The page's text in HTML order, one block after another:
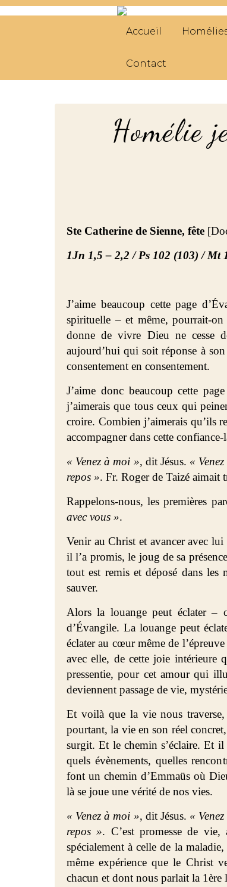
Accueil
Contact
Homélie
Ste Catherine de Sienne, fête
1Jn 1,5 – 2,2 / Ps 102 (103) / Mt
J’aime beaucoup cette page
spirituelle – et même, pourrait-
donne de vivre Dieu ne cesse
aujourd’hui qui soit réponse à
consentement en consentement.
J’aime donc beaucoup cette
j’aimerais que tous ceux qui
croire. Combien j’aimerais qu’ils
accompagner dans cette confiance-
« Venez à moi », dit Jésus. «
repos ». Fr. Roger de Taizé aimait
Rappelons-nous, les premières
avec vous ».
Venir au Christ et avancer avec
il l’a promis, le joug de sa
tout est remis et déposé dans
sauver.
Alors la louange peut éclater –
d’Évangile. La louange peut
éclater au cœur même de
avec elle, de cette joie intérieure
pressentie, pour cet amour qui
deviennent passage de vie,
Et voilà que la vie nous
pourtant, la vie en son réel
surgit. Et le chemin s’éclaire. Et
quels évènements, quelles
font un chemin d’Emmaüs où
là se joue une vérité de nos vies.
« Venez à moi », dit Jésus. «
repos ». C’est promesse de
spécialement à celle de la
même expérience que le Christ
chacun et dont nous parlait la 1ère